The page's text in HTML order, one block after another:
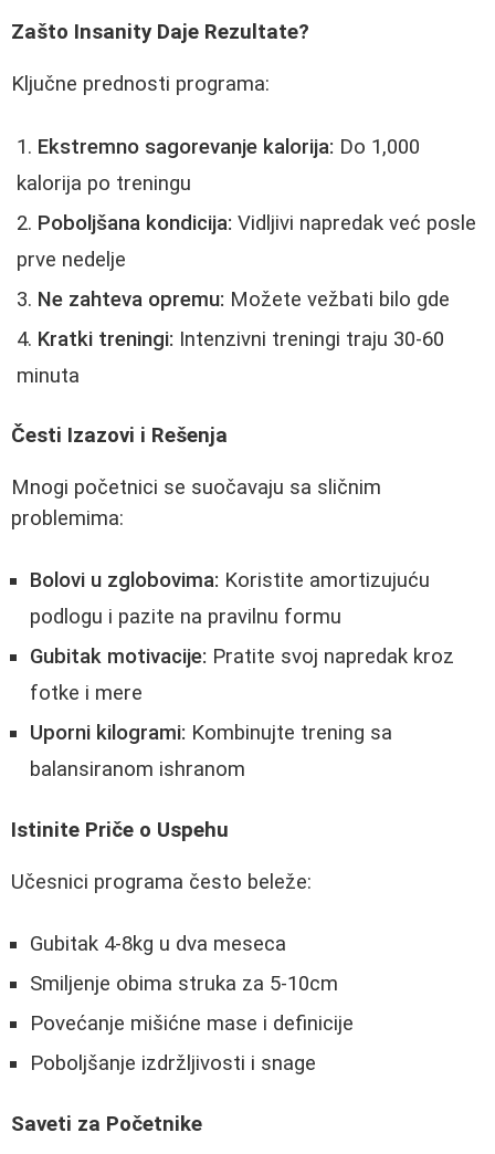
Zašto Insanity Daje Rezultate?
Ključne prednosti programa:
Ekstremno sagorevanje kalorija: Do 1,000
kalorija po treningu
Poboljšana kondicija: Vidljivi napredak već posle
prve nedelje
Ne zahteva opremu: Možete vežbati bilo gde
Kratki treningi: Intenzivni treningi traju 30-60
minuta
Česti Izazovi i Rešenja
Mnogi početnici se suočavaju sa sličnim
problemima:
Bolovi u zglobovima: Koristite amortizujuću
podlogu i pazite na pravilnu formu
Gubitak motivacije: Pratite svoj napredak kroz
fotke i mere
Uporni kilogrami: Kombinujte trening sa
balansiranom ishranom
Istinite Priče o Uspehu
Učesnici programa često beleže:
Gubitak 4-8kg u dva meseca
Smiljenje obima struka za 5-10cm
Povećanje mišićne mase i definicije
Poboljšanje izdržljivosti i snage
Saveti za Početnike